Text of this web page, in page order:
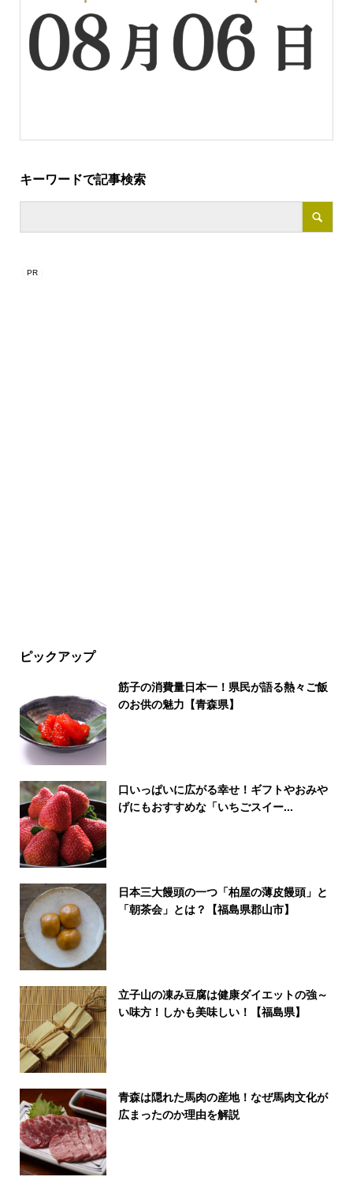
キーワードで記事検索
ピックアップ
筋子の消費量日本一！県民が語る熱々ご飯
のお供の魅力【青森県】
口いっぱいに広がる幸せ！ギフトやおみや
げにもおすすめな「いちごスイー...
日本三大饅頭の一つ「柏屋の薄皮饅頭」と
「朝茶会」とは？【福島県郡山市】
立子山の凍み豆腐は健康ダイエットの強～
い味方！しかも美味しい！【福島県】
青森は隠れた馬肉の産地！なぜ馬肉文化が
広まったのか理由を解説